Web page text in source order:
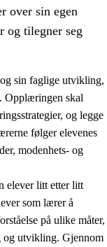
over sin egen
og tilegner seg
sin faglige utvikling,
Opplæringen skal
og legge
følger elevenes
modenhets- og
elever litt etter litt
som lærer å
på ulike måter,
og utvikling. Gjennom